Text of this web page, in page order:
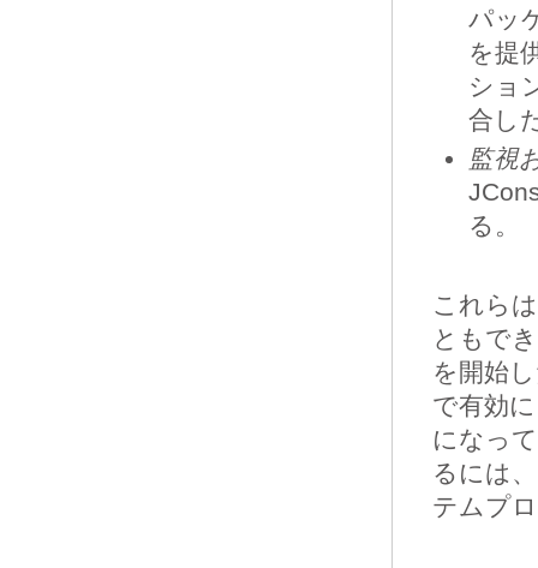
パッ
を提
ショ
合し
監視
る。
これら
ともで
を開始
で有効
になっ
るには
テムプ